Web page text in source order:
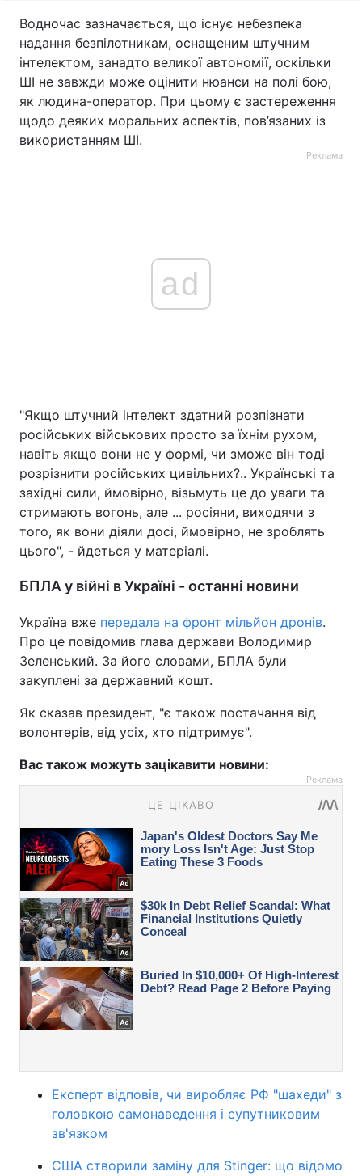
Водночас зазначається, що існує небезпека
надання безпілотникам, оснащеним штучним
інтелектом, занадто великої автономії, оскільки
ШІ не завжди може оцінити нюанси на полі бою,
як людина-оператор. При цьому є застереження
щодо деяких моральних аспектів, пов’язаних із
використанням ШІ.
Реклама
ad
"Якщо штучний інтелект здатний розпізнати
російських військових просто за їхнім рухом,
навіть якщо вони не у формі, чи зможе він тоді
розрізнити російських цивільних?.. Українські та
західні сили, ймовірно, візьмуть це до уваги та
стримають вогонь, але ... росіяни, виходячи з
того, як вони діяли досі, ймовірно, не зроблять
цього", - йдеться у матеріалі.
БПЛА у війні в Україні - останні новини
Україна вже передала на фронт мільйон дронів.
Про це повідомив глава держави Володимир
Зеленський. За його словами, БПЛА були
закуплені за державний кошт.
Як сказав президент, "є також постачання від
волонтерів, від усіх, хто підтримує".
Вас також можуть зацікавити новини:
Реклама
Експерт відповів, чи виробляє РФ "шахеди" з
головкою самонаведення і супутниковим
зв'язком
США створили заміну для Stinger: що відомо